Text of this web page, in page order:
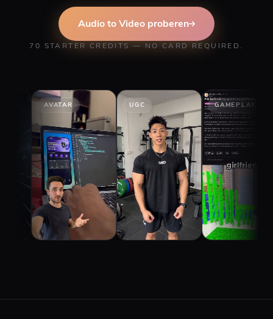
Audio to Video proberen
70 STARTER CREDITS — NO CARD REQUIRED.
UGC GAMEPLAY STORY